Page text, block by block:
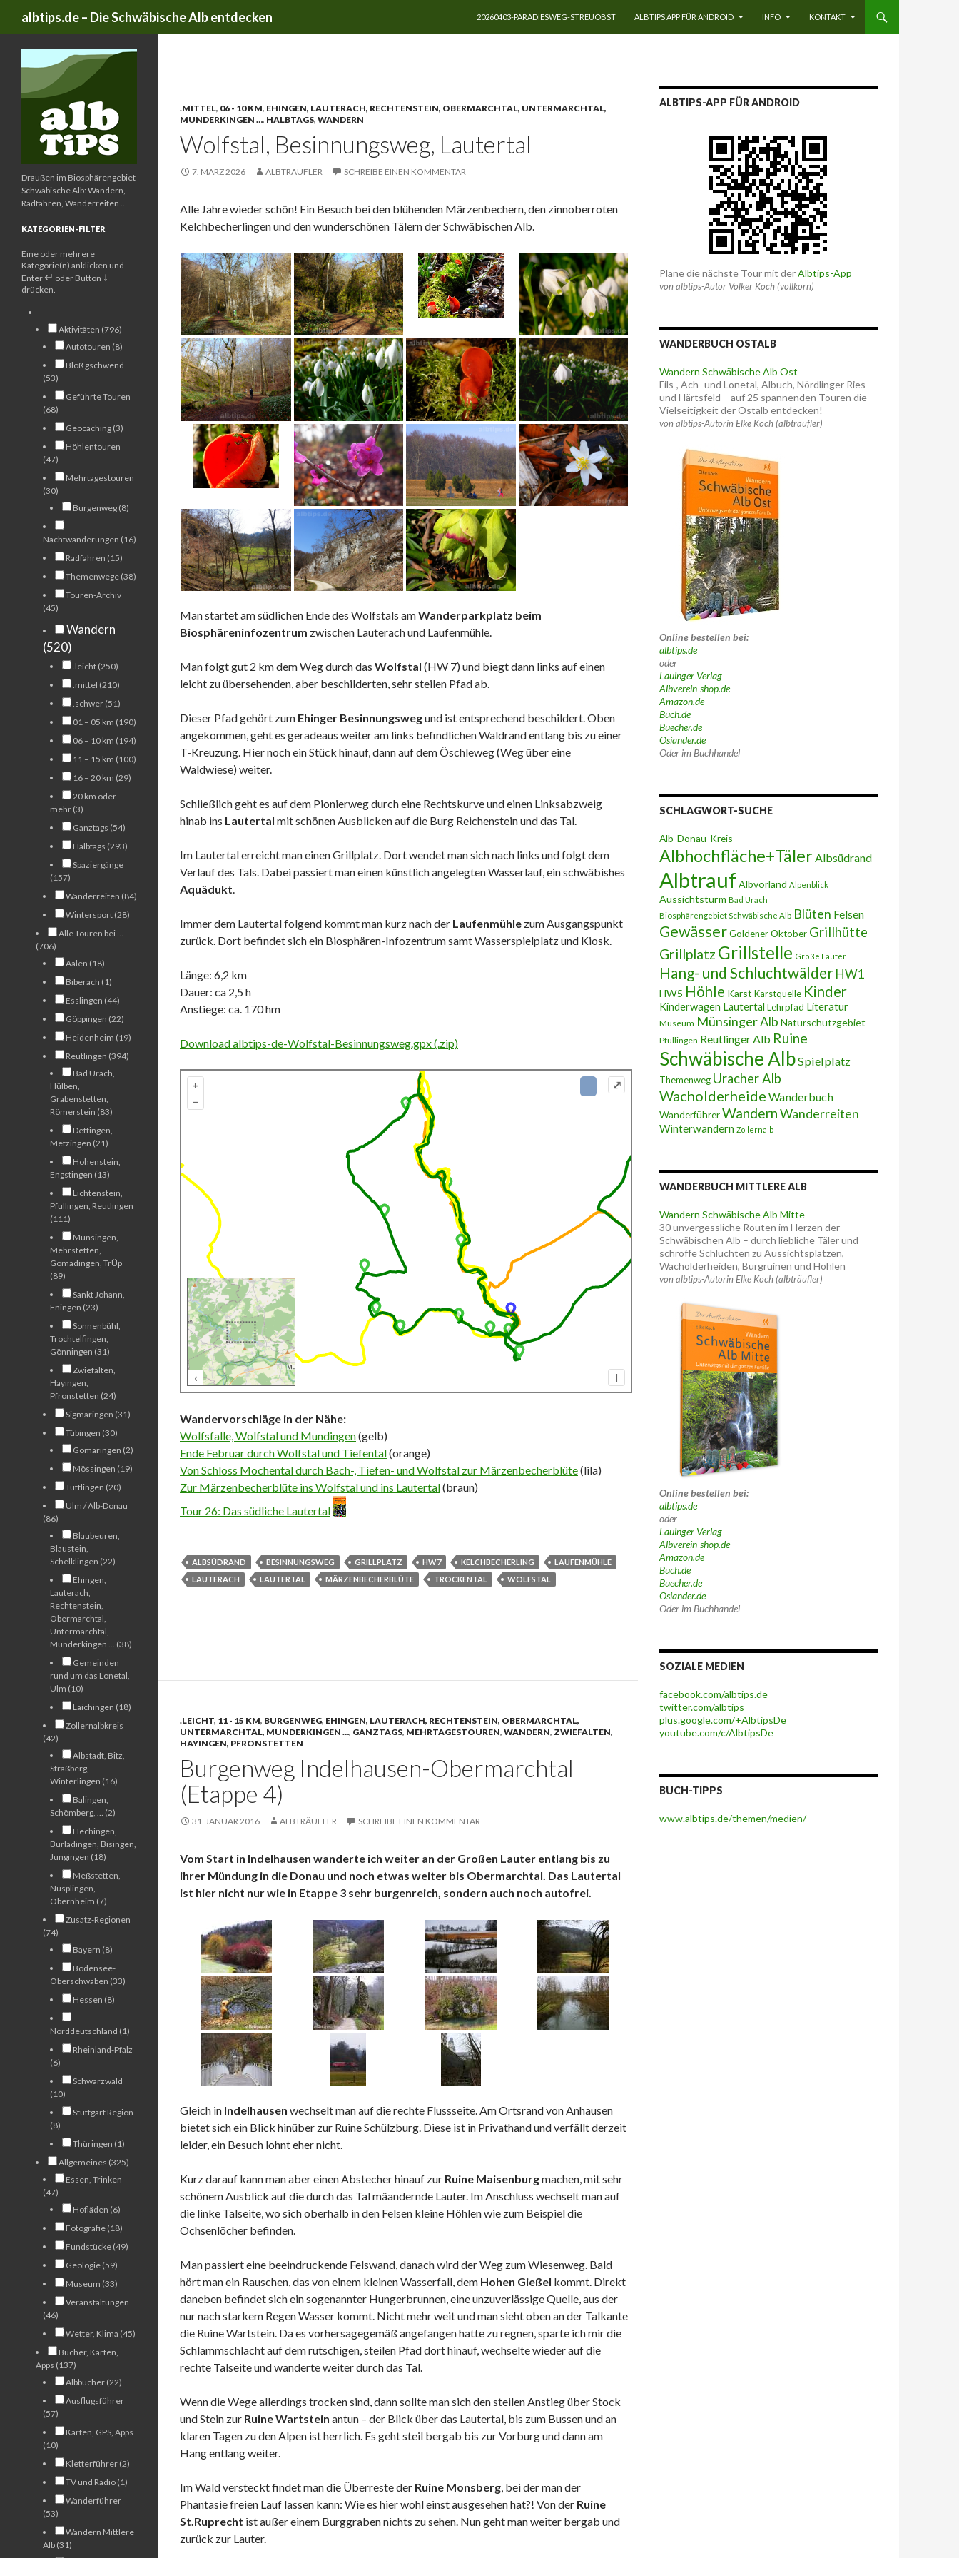
albtips.de – Die Schwäbische Alb entdecken
20260403-PARADIESWEG-STREUOBST
ALBTIPS APP FÜR ANDROID INFO KONTAKT
.MITTEL, 06 - 10 KM, EHINGEN, LAUTERACH, RECHTENSTEIN, OBERMARCHTAL, UNTERMARCHTAL,
MUNDERKINGEN …, HALBTAGS, WANDERN
Wolfstal, Besinnungsweg, Lautertal
7. MÄRZ 2026 ALBTRÄUFLER SCHREIBE EINEN KOMMENTAR
Alle Jahre wieder schön! Ein Besuch bei den blühenden Märzenbechern, den zinnoberroten
Kelchbecherlingen und den wunderschönen Tälern der Schwäbischen Alb.
Man startet am südlichen Ende des Wolfstals amWanderparkplatz beim
Biosphäreninfozentrum zwischen Lauterach und Laufenmühle.
Man folgt gut 2 km dem Weg durch das Wolfstal (HW 7) und biegt dann links auf einen
leicht zu übersehenden, aber beschilderten, sehr steilen Pfad ab.
Dieser Pfad gehört zum Ehinger Besinnungswegund ist entsprechend beschildert. Oben
angekommen, geht es geradeaus weiter am links befindlichen Waldrand entlang bis zu einer
T-Kreuzung. Hier noch ein Stück hinauf, dann auf dem Öschleweg (Weg über eine
Waldwiese) weiter.
Schließlich geht es auf dem Pionierweg durch eine Rechtskurve und einen Linksabzweig
hinab ins Lautertal mit schönen Ausblicken auf die Burg Reichenstein und das Tal.
Im Lautertal erreicht man einen Grillplatz. Dort wendet man sich nach links und folgt dem
Verlauf des Tals. Dabei passiert man einen künstlich angelegten Wasserlauf, ein schwäbishes
Aquädukt.
Immer dem Lautertal folgend kommt man kurz nach der Laufenmühle zum Ausgangspunkt
zurück. Dort befindet sich ein Biosphären-Infozentrum samt Wasserspielplatz und Kiosk.
Länge: 6,2 km
Dauer: ca 2,5 h
Anstiege: ca. 170 hm
Download albtips-de-Wolfstal-Besinnungsweg.gpx (.zip)
+
–
I
500 m
‹
⤢
Wandervorschläge in der Nähe:
Wolfsfalle, Wolfstal und Mundingen(gelb)
Ende Februar durch Wolfstal und Tiefental(orange)
Von Schloss Mochental durch Bach-, Tiefen- und Wolfstal zur Märzenbecherblüte(lila)
Zur Märzenbecherblüte ins Wolfstal und ins Lautertal(braun)
Tour 26: Das südliche Lautertal
ALBSÜDRAND BESINNUNGSWEG GRILLPLATZ HW7 KELCHBECHERLING
LAUFENMÜHLE
LAUTERACH
LAUTERTAL MÄRZENBECHERBLÜTE TROCKENTAL WOLFSTAL
.LEICHT, 11 - 15 KM, BURGENWEG, EHINGEN, LAUTERACH, RECHTENSTEIN, OBERMARCHTAL,
UNTERMARCHTAL, MUNDERKINGEN …, GANZTAGS, MEHRTAGESTOUREN, WANDERN, ZWIEFALTEN,
HAYINGEN, PFRONSTETTEN
Burgenweg Indelhausen-Obermarchtal
(Etappe 4)
31. JANUAR 2016 ALBTRÄUFLER SCHREIBE EINEN KOMMENTAR
Vom Start in Indelhausen wanderte ich weiter an der Großen Lauter entlang bis zu
ihrer Mündung in die Donau und noch etwas weiter bis Obermarchtal. Das Lautertal
ist hier nicht nur wie in Etappe 3 sehr burgenreich, sondern auch noch autofrei.
Gleich in Indelhausen wechselt man auf die rechte Flussseite. Am Ortsrand von Anhausen
bietet sich ein Blick hinüber zur Ruine Schülzburg. Diese ist in Privathand und verfällt derzeit
leider, ein Besuch lohnt eher nicht.
Kurz darauf kann man aber einen Abstecher hinauf zur Ruine Maisenburgmachen, mit sehr
schönem Ausblick auf die durch das Tal mäandernde Lauter. Im Anschluss wechselt man auf
die linke Talseite, wo sich oberhalb in den Felsen kleine Höhlen wie zum Beispiel die
Ochsenlöcher befinden.
Man passiert eine beeindruckende Felswand, danach wird der Weg zum Wiesenweg. Bald
hört man ein Rauschen, das von einem kleinen Wasserfall, dem Hohen Gießel kommt. Direkt
daneben befindet sich ein sogenannter Hungerbrunnen, eine unzuverlässige Quelle, aus der
nur nach starkem Regen Wasser kommt. Nicht mehr weit und man sieht oben an der Talkante
die Ruine Wartstein. Da es vorhersagegemäß angefangen hatte zu regnen, sparte ich mir die
Schlammschlacht auf dem rutschigen, steilen Pfad dort hinauf, wechselte wieder auf die
rechte Talseite und wanderte weiter durch das Tal.
Wenn die Wege allerdings trocken sind, dann sollte man sich den steilen Anstieg über Stock
und Stein zur Ruine Wartstein antun – der Blick über das Lautertal, bis zum Bussen und an
klaren Tagen zu den Alpen ist herrlich. Es geht steil bergab bis zur Vorburg und dann am
Hang entlang weiter.
Im Wald versteckt findet man die Überreste der Ruine Monsberg, bei der man der
Phantasie freien Lauf lassen kann: Wie es hier wohl einst ausgesehen hat?! Von der Ruine
St.Ruprecht ist außer einem Burggraben nichts zu sehen. Nun geht man weiter bergab und
zurück zur Lauter.
ALBTIPS-APP FÜR ANDROID
Plane die nächste Tour mit derAlbtips-App
von albtips-Autor Volker Koch (vollkorn)
WANDERBUCH OSTALB
Wandern Schwäbische Alb Ost
Fils-, Ach- und Lonetal, Albuch, Nördlinger Ries
und Härtsfeld – auf 25 spannenden Touren die
Vielseitigkeit der Ostalb entdecken!
von albtips-Autorin Elke Koch (albträufler)
Online bestellen bei:
albtips.de
oder
Lauinger Verlag
Albverein-shop.de
Amazon.de
Buch.de
Buecher.de
Osiander.de
Oder im Buchhandel
SCHLAGWORT-SUCHE
Alb-Donau-Kreis
Albhochfläche+TälerAlbsüdrand
Albtrauf Albvorland Alpenblick
Aussichtsturm Bad Urach
Biosphärengebiet Schwäbische Alb Blüten Felsen
GewässerGoldener Oktober Grillhütte
Grillplatz Grillstelle Große Lauter
Hang- und SchluchtwälderHW1
HW5 Höhle Karst Karstquelle Kinder
Kinderwagen Lautertal Lehrpfad Literatur
Museum Münsinger Alb Naturschutzgebiet
Pfullingen Reutlinger Alb Ruine
Schwäbische AlbSpielplatz
Themenweg Uracher Alb
Wacholderheide Wanderbuch
WanderführerWandernWanderreiten
Winterwandern Zollernalb
WANDERBUCH MITTLERE ALB
Wandern Schwäbische Alb Mitte
30 unvergessliche Routen im Herzen der
Schwäbischen Alb – durch liebliche Täler und
schroffe Schluchten zu Aussichtsplätzen,
Wacholderheiden, Burgruinen und Höhlen
von albtips-Autorin Elke Koch (albträufler)
Online bestellen bei:
albtips.de
oder
Lauinger Verlag
Albverein-shop.de
Amazon.de
Buch.de
Buecher.de
Osiander.de
Oder im Buchhandel
SOZIALE MEDIEN
facebook.com/albtips.de
twitter.com/albtips
plus.google.com/+AlbtipsDe
youtube.com/c/AlbtipsDe
BUCH-TIPPS
www.albtips.de/themen/medien/
Draußen im Biosphärengebiet
Schwäbische Alb: Wandern,
Radfahren, Wanderreiten …
KATEGORIEN-FILTER
Eine oder mehrere
Kategorie(n) anklicken und
Enter ↵ oder Button ↓
drücken.
Aktivitäten (796)
Autotouren (8)
Bloß gschwend
(53)
Geführte Touren
(68)
Geocaching (3)
Höhlentouren
(47)
Mehrtagestouren
(30)
Burgenweg (8)
Nachtwanderungen (16)
Radfahren (15)
Themenwege (38)
Touren-Archiv
(45)
Wandern
(520)
.leicht (250)
.mittel (210)
.schwer (51)
01 – 05 km (190)
06 – 10 km (194)
11 – 15 km (100)
16 – 20 km (29)
20 km oder
mehr (3)
Ganztags (54)
Halbtags (293)
Spaziergänge
(157)
Wanderreiten (84)
Wintersport (28)
Alle Touren bei …
(706)
Aalen (18)
Biberach (1)
Esslingen (44)
Göppingen (22)
Heidenheim (19)
Reutlingen (394)
Bad Urach,
Hülben,
Grabenstetten,
Römerstein (83)
Dettingen,
Metzingen (21)
Hohenstein,
Engstingen (13)
Lichtenstein,
Pfullingen, Reutlingen
(111)
Münsingen,
Mehrstetten,
Gomadingen, TrÜp
(89)
Sankt Johann,
Eningen (23)
Sonnenbühl,
Trochtelfingen,
Gönningen (31)
Zwiefalten,
Hayingen,
Pfronstetten (24)
Sigmaringen (31)
Tübingen (30)
Gomaringen (2)
Mössingen (19)
Tuttlingen (20)
Ulm / Alb-Donau
(86)
Blaubeuren,
Blaustein,
Schelklingen (22)
Ehingen,
Lauterach,
Rechtenstein,
Obermarchtal,
Untermarchtal,
Munderkingen … (38)
Gemeinden
rund um das Lonetal,
Ulm (10)
Laichingen (18)
Zollernalbkreis
(42)
Albstadt, Bitz,
Straßberg,
Winterlingen (16)
Balingen,
Schömberg, … (2)
Hechingen,
Burladingen, Bisingen,
Jungingen (18)
Meßstetten,
Nusplingen,
Obernheim (7)
Zusatz-Regionen
(74)
Bayern (8)
Bodensee-
Oberschwaben (33)
Hessen (8)
Norddeutschland (1)
Rheinland-Pfalz
(6)
Schwarzwald
(10)
Stuttgart Region
(8)
Thüringen (1)
Allgemeines (325)
Essen, Trinken
(47)
Hofläden (6)
Fotografie (18)
Fundstücke (49)
Geologie (59)
Museum (33)
Veranstaltungen
(46)
Wetter, Klima (45)
Bücher, Karten,
Apps (137)
Albbücher (22)
Ausflugsführer
(57)
Karten, GPS, Apps
(10)
Kletterführer (2)
TV und Radio (1)
Wanderführer
(53)
Wandern Mittlere
Alb (31)